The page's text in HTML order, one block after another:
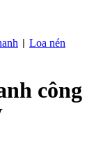
Loa nén
công